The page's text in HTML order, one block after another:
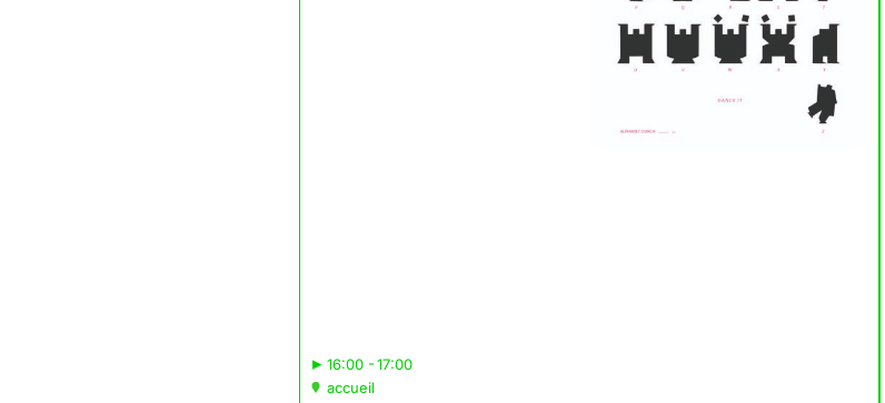
▸16:00 - 17:00
accueil